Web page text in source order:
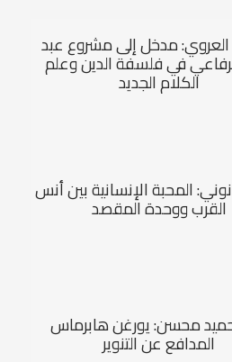
العروي: مدخل إلى مشروع عبد
في فلسفة الدين وعلم
الكلام الجديد
المحبة الإنسانية بين أنس
القرب ووحدة المقصد
محسن: يورغن هابرماس
المدافع عن التنوير